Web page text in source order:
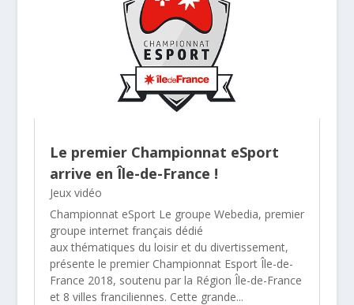
Le premier Championnat eSport
arrive en Île-de-France !
Jeux vidéo
Championnat eSport Le groupe Webedia, premier
groupe internet français dédié
aux thématiques du loisir et du divertissement,
présente le premier Championnat Esport Île-de-
France 2018, soutenu par la Région Île-de-France
et 8 villes franciliennes. Cette grande...